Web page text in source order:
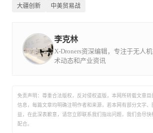
（Marco Rubio）以及佛罗里达州前州长
中国无人机的提案正在讨论或已经通过
美国发表声明，强调这些限制“是出于政
大疆创新 中美贸易战
李克林
X-Droners资深编辑，专注于无人
术动态和产业资讯
免责声明：尊重合法版权，反对侵权盗版，本网所转载文章目
信息，每篇文章均明确注明作者和来源，若本网有部分文字、
益，在此深表歉意，请您立即联系我们指出问题，我们会尽
配合。